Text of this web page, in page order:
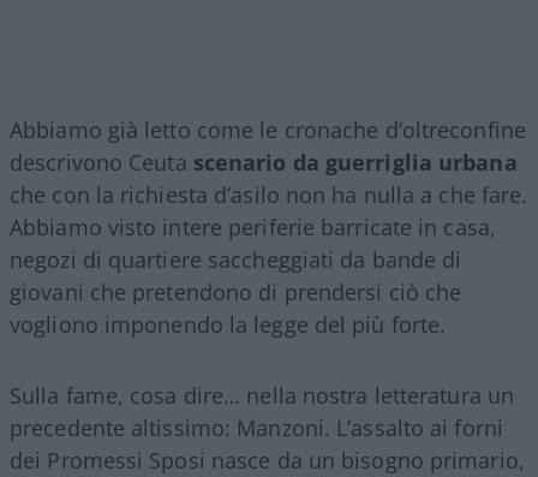
Abbiamo già letto come le cronache d’oltreconfine
descrivono Ceuta scenario da guerriglia urbana
che con la richiesta d’asilo non ha nulla a che fare.
Abbiamo visto intere periferie barricate in casa,
negozi di quartiere saccheggiati da bande di
giovani che pretendono di prendersi ciò che
vogliono imponendo la legge del più forte.
Sulla fame, cosa dire… nella nostra letteratura un
precedente altissimo: Manzoni. L’assalto ai forni
dei Promessi Sposi nasce da un bisogno primario,